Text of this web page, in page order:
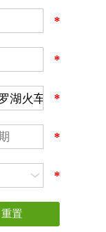
*
*
*
*
*